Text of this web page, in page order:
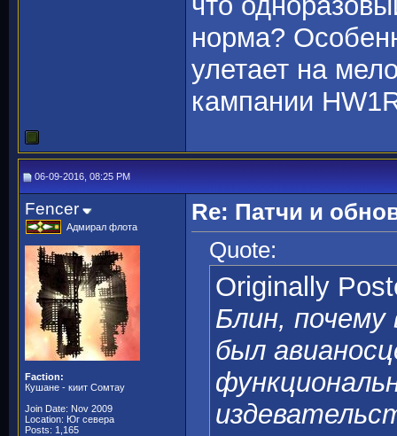
норма?
улетает на
кампании
06-09-2016, 08:25 PM
Fencer
Адмирал флота
Faction:
Кушане - киит Сомтау
Join Date: Nov 2009
Location: Юг севера
Posts: 1,165
Re: Патчи и
Quote:
Originally
Блин, почему
был